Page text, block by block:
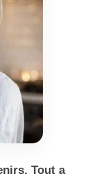
Tout a